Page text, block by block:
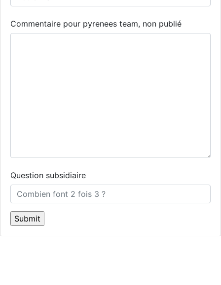
Commentaire pour pyrenees team, non publié
Question subsidiaire